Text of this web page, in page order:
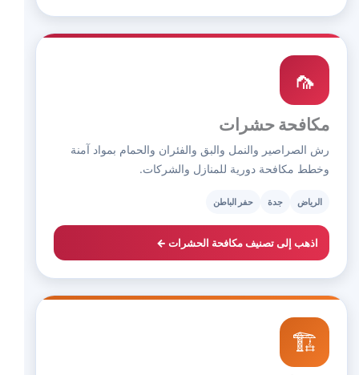
🦟
مكافحة حشرات
رش الصراصير والنمل والبق والفئران والحمام بمواد آمنة
وخطط مكافحة دورية للمنازل والشركات.
الرياض جدة حفر الباطن
اذهب إلى تصنيف مكافحة الحشرات ←
🏗️